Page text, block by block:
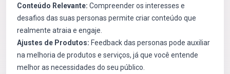
Conteúdo Relevante: Compreender os interesses e
desafios das suas personas permite criar conteúdo que
realmente atraia e engaje.
Ajustes de Produtos: Feedback das personas pode auxiliar
na melhoria de produtos e serviços, já que você entende
melhor as necessidades do seu público.